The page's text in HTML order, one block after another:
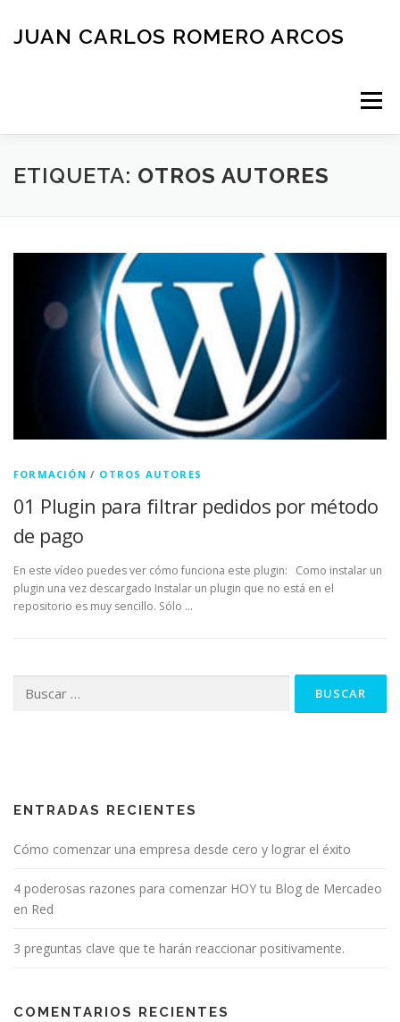
contenido
JUAN CARLOS ROMERO ARCOS
Menú
INICIO QUIEN SOY BLOG NEGOCIOS
ETIQUETA: OTROS AUTORES
FORMACIÓN / OTROS AUTORES
01 Plugin para filtrar pedidos por método
de pago
En este vídeo puedes ver cómo funciona este plugin: Como instalar un
plugin una vez descargado Instalar un plugin que no está en el
repositorio es muy sencillo. Sólo …
ENTRADAS RECIENTES
Cómo comenzar una empresa desde cero y lograr el éxito
4 poderosas razones para comenzar HOY tu Blog de Mercadeo
en Red
3 preguntas clave que te harán reaccionar positivamente.
COMENTARIOS RECIENTES